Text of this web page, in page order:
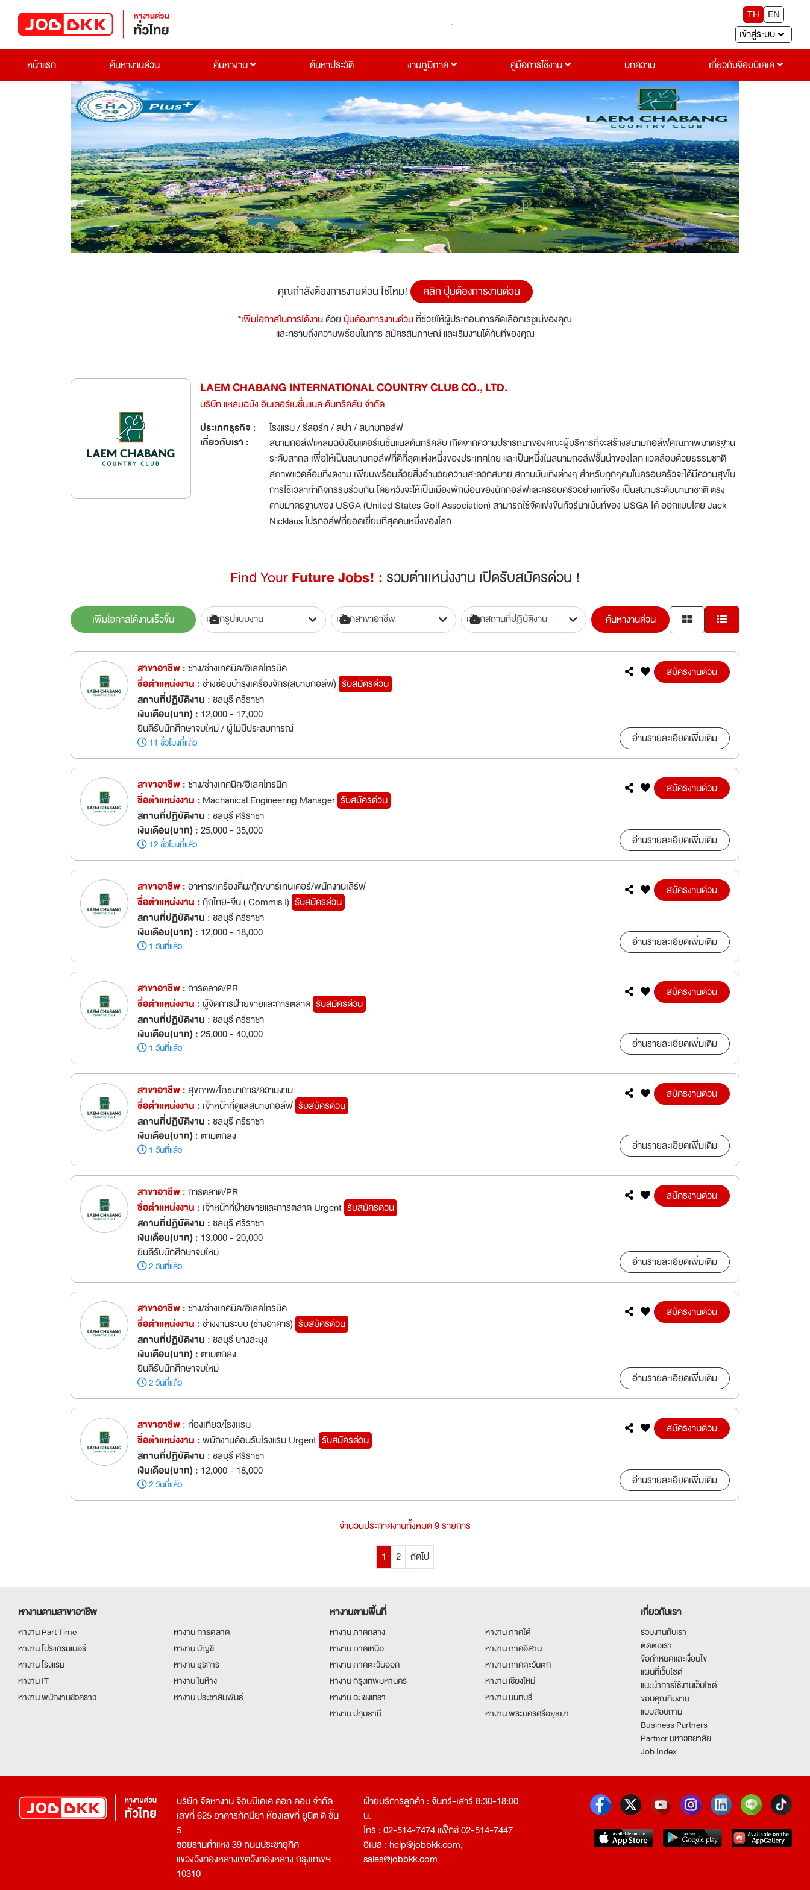
TH
EN
เข้าสู่ระบบ
หน้าแรก
ค้นหางานด่วน ค้นหางาน ค้นหาประวัติ งานภูมิภาค คู่มือการใช้งาน บทความ เกี่ยวกับจ๊อบบีเคเค
Previous Next
คุณกำลังต้องการงานด่วน ใช่ไหม! คลิก ปุ่มต้องการงานด่วน
*เพิ่มโอกาสในการได้งานด้วยปุ่มต้องการงานด่วนที่ช่วยให้ผู้ประกอบการคัดเลือกเรซูเม่ของคุณ
และทราบถึงความพร้อมในการ สมัครสัมภาษณ์ และเริ่มงานได้ทันทีของคุณ
LAEM CHABANG INTERNATIONAL COUNTRY CLUB CO., LTD.
บริษัท แหลมฉบัง อินเตอร์เนชั่นแนล คันทรีคลับ จำกัด
ประเภทธุรกิจ :
โรงแรม / รีสอร์ท / สปา / สนามกอล์ฟ
เกี่ยวกับเรา :
สนามกอล์ฟแหลมฉบังอินเตอร์เนชั่นแนลคันทรีคลับ เกิดจากความปรารถนาของคณะผู้บริหารที่จะสร้างสนามกอล์ฟคุณภาพมาตรฐาน
ระดับสากล เพื่อให้เป็นสนามกอล์ฟที่ดีที่สุดแห่งหนึ่งของประเทศไทย และเป็นหนึ่งในสนามกอล์ฟชั้นนำของโลก แวดล้อมด้วยธรรมชาติ
สภาพแวดล้อมที่งดงาม เพียบพร้อมด้วยสิ่งอำนวยความสะดวกสบาย สถานบันเทิงต่างๆ สำหรับทุกๆคนในครอบครัวจะได้มีความสุขใน
การใช้เวลาทำกิจกรรมร่วมกัน โดยหวังจะให้เป็นเมืองพักผ่อนของนักกอล์ฟและครอบครัวอย่างแท้จริง เป็นสนามระดับนานาชาติ ตรง
ตามมาตรฐานของ USGA (United States Golf Association) สามารถใช้จัดแข่งขันทัวร์นาเม้นท์ของ USGA ได้ ออกแบบโดย Jack
Nicklaus โปรกอล์ฟที่ยอดเยี่ยมที่สุดคนหนึ่งของโลก
Find YourFuture Jobs! :รวมตำเเหน่งงาน เปิดรับสมัครด่วน !
เพิ่มโอกาสได้งานเร็วขึ้น ค้นหางานด่วน
สาขาอาชีพ :ช่าง/ช่างเทคนิค/อิเลคโทรนิค
ชื่อตำเเหน่งงาน :ช่างซ่อมบำรุงเครื่องจักร(สนามกอล์ฟ) รับสมัครด่วน
สถานที่ปฏิบัติงาน :ชลบุรี ศรีราชา
เงินเดือน(บาท) : 12,000 - 17,000
ยินดีรับนักศึกษาจบใหม่ / ผู้ไม่มีประสบการณ์
11 ชั่วโมงที่แล้ว
สมัครงานด่วน
อ่านรายละเอียดเพิ่มเติม
สาขาอาชีพ :ช่าง/ช่างเทคนิค/อิเลคโทรนิค
ชื่อตำเเหน่งงาน : Machanical Engineering Manager รับสมัครด่วน
สถานที่ปฏิบัติงาน :ชลบุรี ศรีราชา
เงินเดือน(บาท) :25,000 - 35,000
12 ชั่วโมงที่แล้ว
สมัครงานด่วน
อ่านรายละเอียดเพิ่มเติม
สาขาอาชีพ :อาหาร/เครื่องดื่ม/กุ๊ก/บาร์เทนเดอร์/พนักงานเสิร์ฟ
ชื่อตำเเหน่งงาน :กุ๊กไทย-จีน ( Commis I) รับสมัครด่วน
สถานที่ปฏิบัติงาน :ชลบุรี ศรีราชา
เงินเดือน(บาท) : 12,000 - 18,000
1 วันที่แล้ว
สมัครงานด่วน
อ่านรายละเอียดเพิ่มเติม
สาขาอาชีพ :การตลาด/PR
ชื่อตำเเหน่งงาน :ผู้จัดการฝ่ายขายและการตลาด รับสมัครด่วน
สถานที่ปฏิบัติงาน :ชลบุรี ศรีราชา
เงินเดือน(บาท) :25,000 - 40,000
1 วันที่แล้ว
สมัครงานด่วน
อ่านรายละเอียดเพิ่มเติม
สาขาอาชีพ :สุขภาพ/โภชนาการ/ความงาม
ชื่อตำเเหน่งงาน : เจ้าหน้าที่ดูแลสนามกอล์ฟ รับสมัครด่วน
สถานที่ปฏิบัติงาน :ชลบุรี ศรีราชา
เงินเดือน(บาท) :ตามตกลง
1 วันที่แล้ว
สมัครงานด่วน
อ่านรายละเอียดเพิ่มเติม
สาขาอาชีพ :การตลาด/PR
ชื่อตำเเหน่งงาน : เจ้าหน้าที่ฝ่ายขายและการตลาด Urgent รับสมัครด่วน
สถานที่ปฏิบัติงาน :ชลบุรี ศรีราชา
เงินเดือน(บาท) : 13,000 - 20,000
ยินดีรับนักศึกษาจบใหม่
2 วันที่แล้ว
สมัครงานด่วน
อ่านรายละเอียดเพิ่มเติม
สาขาอาชีพ :ช่าง/ช่างเทคนิค/อิเลคโทรนิค
ชื่อตำเเหน่งงาน :ช่างงานระบบ (ช่างอาคาร) รับสมัครด่วน
สถานที่ปฏิบัติงาน :ชลบุรี บางละมุง
เงินเดือน(บาท) :ตามตกลง
ยินดีรับนักศึกษาจบใหม่
2 วันที่แล้ว
สมัครงานด่วน
อ่านรายละเอียดเพิ่มเติม
สาขาอาชีพ :ท่องเที่ยว/โรงเเรม
ชื่อตำเเหน่งงาน :พนักงานต้อนรับโรงแรม Urgent รับสมัครด่วน
สถานที่ปฏิบัติงาน :ชลบุรี ศรีราชา
เงินเดือน(บาท) : 12,000 - 18,000
2 วันที่แล้ว
สมัครงานด่วน
อ่านรายละเอียดเพิ่มเติม
จำนวนประกาศงานทั้งหมด 9 รายการ
1
2 ถัดไป
หางานตามสาขาอาชีพ
หางาน Part Time
หางาน การตลาด
หางาน โปรแกรมเมอร์
หางาน บัญชี
หางาน โรงแรม
หางาน ธุรการ
หางาน IT
หางาน ในห้าง
หางาน พนักงานชั่วคราว
หางาน ประชาสัมพันธ์
หางานตามพื้นที่
หางาน ภาคกลาง
หางาน ภาคใต้
หางาน ภาคเหนือ
หางาน ภาคอีสาน
หางาน ภาคตะวันออก
หางาน ภาคตะวันตก
หางาน กรุงเทพมหานคร
หางาน เชียงใหม่
หางาน ฉะเชิงเทรา
หางาน นนทบุรี
หางาน ปทุมธานี
หางาน พระนครศรีอยุธยา
เกี่ยวกับเรา
ร่วมงานกับเรา
ติดต่อเรา
ข้อกำหนดและเงื่อนไข
แผนที่เว็บไซต์
แนะนำการใช้งานเว็บไซต์
ขอบคุณทีมงาน
แบบสอบถาม
Business Partners
Partner มหาวิทยาลัย
Job Index
บริษัท จัดหางาน จ๊อบบีเคเค ดอท คอม จำกัด
เลขที่ 625 อาคารทัศนียา ห้องเลขที่ ยูนิต ดี ชั้น
5
ซอยรามคำแหง 39 ถนนประชาอุทิศ
แขวงวังทองหลางเขตวังทองหลาง กรุงเทพฯ
10310
ฝ่ายบริการลูกค้า : จันทร์-เสาร์ 8:30-18:00
น.
โทร : 02-514-7474 แฟ็กซ์ 02-514-7447
อีเมล : help@jobbkk.com,
sales@jobbkk.com